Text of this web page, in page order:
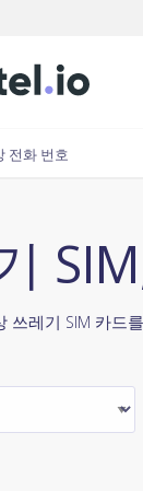
전화 번호
쓰레기 SIM 카드